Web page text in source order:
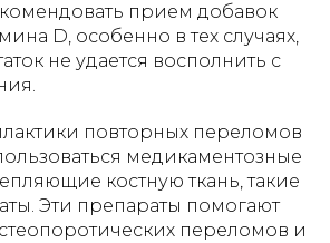
прием добавок
D, особенно в тех случаях,
не удается восполнить с
повторных переломов
медикаментозные
костную ткань, такие
Эти препараты помогают
переломов и